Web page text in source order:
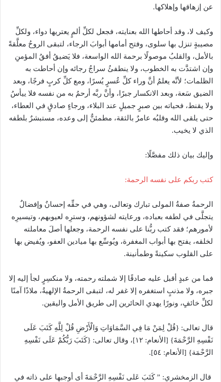
عن إزهاقها وإهلاكها.
وكيف لا، وقد أحاطها الله بعنايته، فجعل لكلِّ ألمٍ يعتريها دواء، ولكلِّ
مصيبةٍ تنزل بها سلوى، وفتح أمامها أبوابَ الرجاء، لتبقى الروحُ معلَّقةً
بالأمل، والقلبُ موصولًا برحمة الله الواسعة، فلا يَضيقُ أفقُ المؤمنِ
وإن اشتدَّت به الخطوب، ولا ينطفئُ سراجُ رجائه وإن أحاطت به
الظلمات؛ لأنَّه يعلمُ أنَّ وراء كلِّ عُسرٍ يُسرًا، ومع كلِّ كربٍ فرجًا، وبعد
الضيق سَعة، وبعد الانكسار جبرًا، وأنَّ ربَّه أرحمُ به من نفسه فلا ييأسُ
ولا يقنط، فحياته بين صبرٍ جميلٍ عند البلاء، ورجاءٍ صادقٍ في العطاء،
حتى يلقى الله وقلبُه عامرٌ بالثقة، مطمئنٌّ إلى وعده، مستبشرٌ بلطفه
الذي لا يخيب.
وإليك بيان ذلك مفصَّلًا:
كتب ربكم على نفسه الرحمة:
الرحمةُ صفةُ المولى تبارك وتعالى، وهي في حقِّه إحسانٌ وإفضالٌ
يتجلَّى في لطفه بعباده، ورعايته لشؤونهم، وسترِه لعيوبهم، وتيسيرِه
لأمورهم؛ فقد كتب ربُّنا على نفسه الرحمة، وجعلها أصلَ معاملته
لخلقه، يفتح بها أبواب المغفرة، ويُوسِّع بها ميادين العفو، ويُفيض بها
على القلوب سكينةً وطمأنينة.
فما من عبدٍ أقبل عليه صادقًا إلا شملته رحمته، ولا منكسِرٍ لجأ إليه إلا
جبره، ولا مذنبٍ استغفره إلا غفر له، لتبقى الرحمةُ الإلهيةُ، ملاذًا آمنًا
لكلِّ خائفٍ، ونورًا يهدي الحائرين إلى طريق الأمل واليقين.
قال تعالى: {قُلْ لِمَنْ مَا فِي السَّمَاوَاتِ وَالْأَرْضِ قُلْ لِلَّهِ كَتَبَ عَلَى
نَفْسِهِ الرَّحْمَةَ} [الأنعام: ١٢]، وقال تعالى: {كَتَبَ رَبُّكُمْ عَلَى نَفْسِهِ
الرَّحْمَة} [الأنعام: ٥٤].
قال الزمخشري: ” كَتَبَ عَلى نَفْسِهِ الرَّحْمَةَ أى أوجبها على ذاته في